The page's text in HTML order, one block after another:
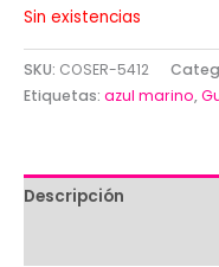
Sin existencias
SKU: COSER-5412
Etiquetas: azul marino,
Descripción